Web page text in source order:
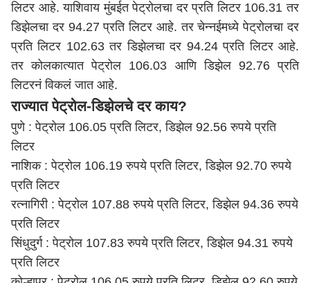
लिटर आहे. याशिवायमुंबईत पेट्रोलचा दर प्रति लिटर 106.31 तर
डिझेलचा दर 94.27 प्रति लिटर आहे. तर चेन्नईमध्ये पेट्रोलचा दर
प्रति लिटर 102.63 तर डिझेलचा दर 94.24 प्रति लिटर आहे.
तर कोलकात्यात पेट्रोल 106.03 आणि डिझेल 92.76 प्रति
लिटरनं विकलं जात आहे.
राज्यात पेट्रोल-डिझेलचे दर काय?
पुणे: पेट्रोल 106.05 प्रति लिटर, डिझेल 92.56 रुपये प्रति
लिटर
नाशिक: पेट्रोल 106.19 रुपये प्रति लिटर, डिझेल 92.70 रुपये
प्रति लिटर
रत्नागिरी: पेट्रोल 107.88 रुपये प्रति लिटर, डिझेल 94.36 रुपये
प्रति लिटर
सिंधुदुर्ग: पेट्रोल 107.83 रुपये प्रति लिटर, डिझेल 94.31 रुपये
प्रति लिटर